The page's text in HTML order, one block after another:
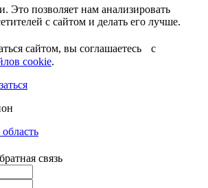
Это позволяет нам анализировать
с сайтом и делать его лучше.
сайтом, вы соглашаетесь с
cookie.
связь